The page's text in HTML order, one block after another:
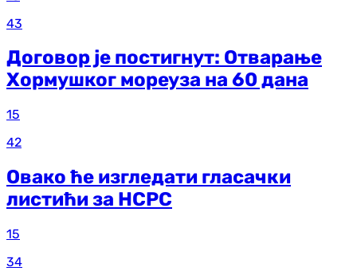
43
Договор је постигнут: Отварање
Хормушког мореуза на 60 дана
15
42
Овако ће изгледати гласачки
листићи за НСРС
15
34